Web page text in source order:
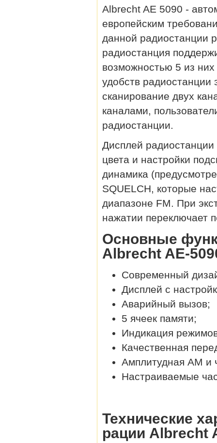
Albrecht AE 5090 -
европейским
данной радиостанции
радиостанция
возможностью 5 из
удобств радиостанции
сканирование двух
каналами,
радиостанции.
Дисплей
цвета и настройки
динамика
SQUELCH, которые
диапазоне FM. При
нажатии переключает
Основные
Albrecht AE-
Современный
Дисплей с
Аварийный вызов;
5 ячеек памяти;
Индикация
Качественная
Амплитудная АМ и
Настраиваемые
Технические
рации Albrecht